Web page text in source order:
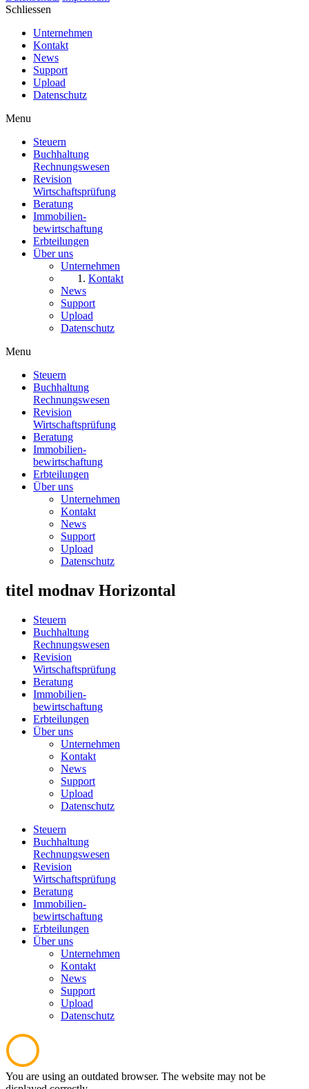
Schliessen
Unternehmen
Kontakt
News
Support
Upload
Datenschutz
Menu
Steuern
Buchhaltung
Rechnungswesen
Revision
Wirtschaftsprüfung
Beratung
Immobilien-
bewirtschaftung
Erbteilungen
Über uns
Unternehmen
Kontakt
News
Support
Upload
Datenschutz
Menu
Steuern
Buchhaltung
Rechnungswesen
Revision
Wirtschaftsprüfung
Beratung
Immobilien-
bewirtschaftung
Erbteilungen
Über uns
Unternehmen
Kontakt
News
Support
Upload
Datenschutz
titel modnav Horizontal
Steuern
Buchhaltung
Rechnungswesen
Revision
Wirtschaftsprüfung
Beratung
Immobilien-
bewirtschaftung
Erbteilungen
Über uns
Unternehmen
Kontakt
News
Support
Upload
Datenschutz
Steuern
Buchhaltung
Rechnungswesen
Revision
Wirtschaftsprüfung
Beratung
Immobilien-
bewirtschaftung
Erbteilungen
Über uns
Unternehmen
Kontakt
News
Support
Upload
Datenschutz
You are using an outdated browser. The website may not be